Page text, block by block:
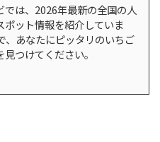
では、2026年最新の全国の人
ポット情報を紹介していま
、あなたにピッタリのいちご
つけてください。